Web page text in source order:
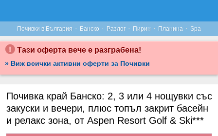
Почивки в България · Банско · Разлог · Пирин · Планина · Spa
Тази оферта вече е разграбена!
» Виж всички активни оферти за Почивки
Почивка край Банско: 2, 3 или 4 нощувки със
закуски и вечери, плюс топъл закрит басейн
и релакс зона, от Aspen Resort Golf & Ski***